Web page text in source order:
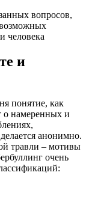
вопросов,
человека
и
понятие, как
о намеренных и
анонимно.
травли – мотивы
очень